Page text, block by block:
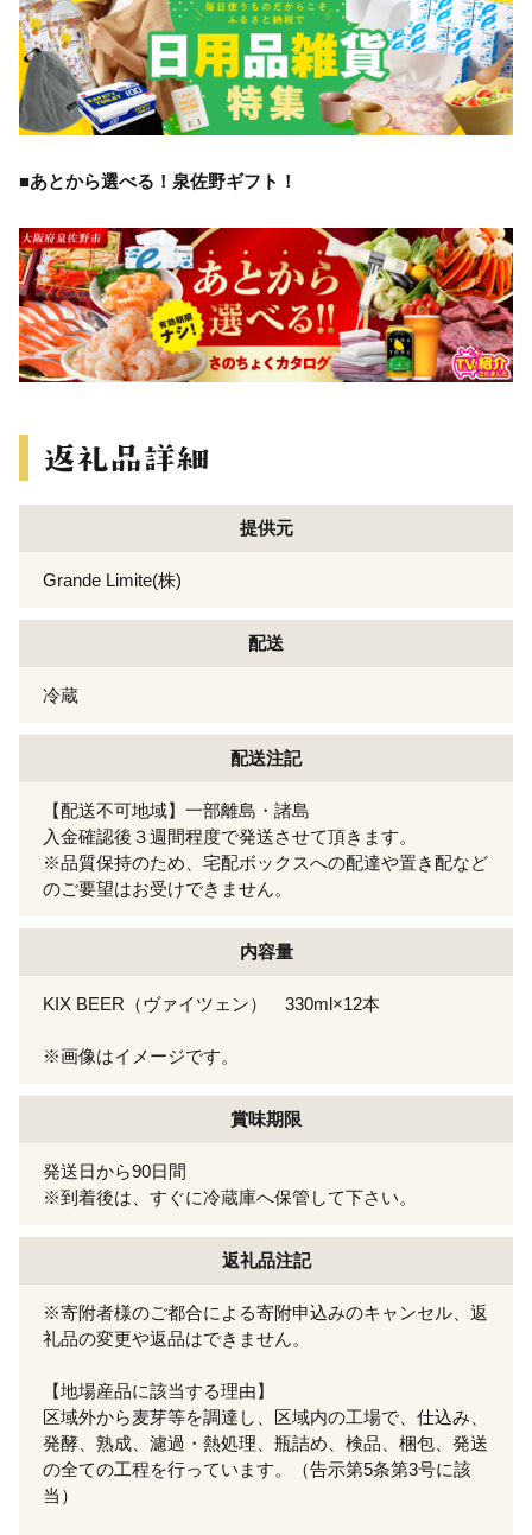
■あとから選べる！泉佐野ギフト！
提供元
Grande Limite(株)
配送
冷蔵
配送注記
【配送不可地域】一部離島・諸島
入金確認後３週間程度で発送させて頂きます。
※品質保持のため、宅配ボックスへの配達や置き配など
のご要望はお受けできません。
内容量
KIX BEER（ヴァイツェン） 330ml×12本
※画像はイメージです。
賞味期限
発送日から90日間
※到着後は、すぐに冷蔵庫へ保管して下さい。
返礼品注記
※寄附者様のご都合による寄附申込みのキャンセル、返
礼品の変更や返品はできません。
【地場産品に該当する理由】
区域外から麦芽等を調達し、区域内の工場で、仕込み、
発酵、熟成、濾過・熱処理、瓶詰め、検品、梱包、発送
の全ての工程を行っています。（告示第5条第3号に該
当）